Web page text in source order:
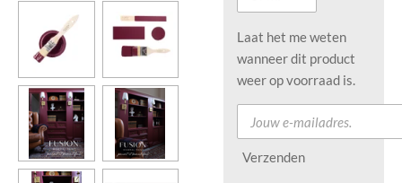
Laat het me weten
wanneer dit product
weer op voorraad is.
Verzenden